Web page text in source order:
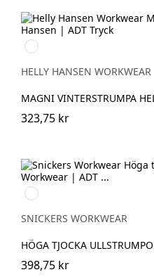
990
BLACK
HELLY HANSEN WORKWEAR
MAGNI VINTERSTRUMPA
323,75 kr
Grå/Svart
SNICKERS WORKWEAR
HÖGA TJOCKA
398,75 kr